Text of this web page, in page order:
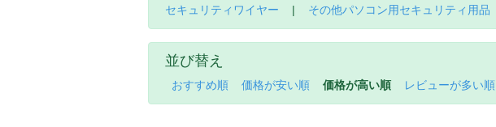
セキュリティワイヤー
| その他パソコン用セキュリティ用品
並び替え
おすすめ順 価格が安い順 価格が高い順 レビューが多い順